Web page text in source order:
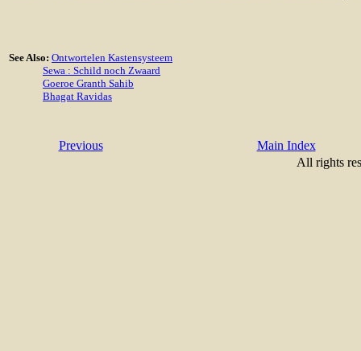
See Also: Ontwortelen Kastensysteem
Sewa : Schild noch Zwaard
Goeroe Granth Sahib
Bhagat Ravidas
Previous
Main Index
All rights